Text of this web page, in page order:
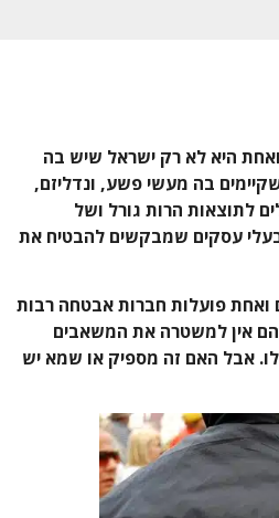
היא לא רק ישראל שיש בה
בה מעשי פשע, ונדליזם,
לתוצאות הרות גורל ושל
ובעלי עסקים שמבקשים להבטיח את
פועלות חברות אבטחה רבות
אין למשטרה את המשאבים
אבל האם זה מספיק או שמא יש